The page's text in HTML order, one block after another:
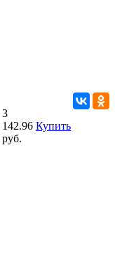
3
142.96
руб.
Купить